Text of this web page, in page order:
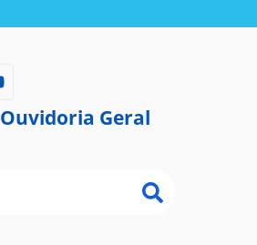
Ouvidoria Geral